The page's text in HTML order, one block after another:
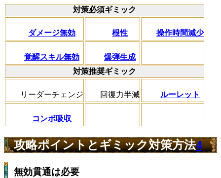
対策必須ギミック
ダメージ無効 根性 操作時間減少
覚醒スキル無効
爆弾生成
対策推奨ギミック
リーダーチェンジ 回復力半減 ルーレット
コンボ吸収
攻略ポイントとギミック対策方法4
無効貫通は必要